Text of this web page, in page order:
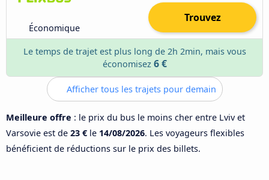
Économique
Trouvez
Le temps de trajet est plus long de 2h 2min, mais vous
économisez 6 €
Afficher tous les trajets pour demain
Meilleure offre : le prix du bus le moins cher entre Lviv et
Varsovie est de 23 € le 14/08/2026. Les voyageurs flexibles
bénéficient de réductions sur le prix des billets.